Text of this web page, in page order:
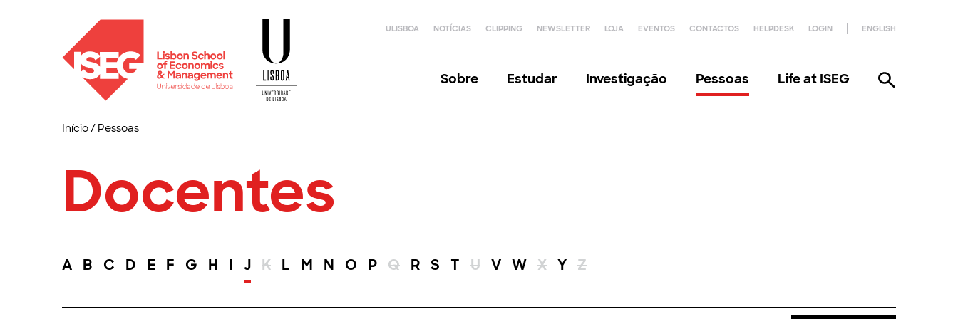
ULISBOA NOTÍCIAS CLIPPING NEWSLETTER LOJA EVENTOS CONTACTOS HELPDESK LOGIN ENGLISH
Sobre Estudar Investigação Pessoas Life at ISEG
Início/ Pessoas
Docentes
A B C D E F G H I J K L M N O P Q R S T U V W X Y Z